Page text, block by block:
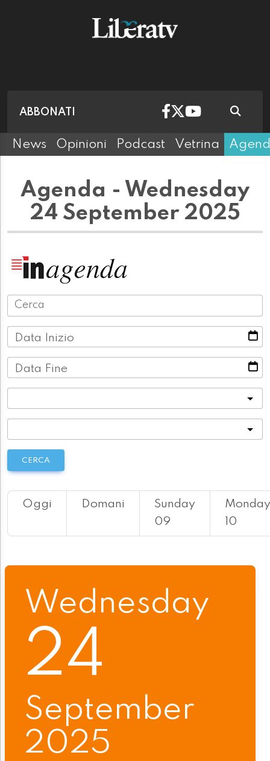
ABBONATI
News Opinioni Podcast Vetrina
Agenda - Wednesday
24 September 2025
Data Inizio
Data Fine
CERCA
Oggi Domani
Sunday
09
Monday
10
Wednesday
24
September
2025